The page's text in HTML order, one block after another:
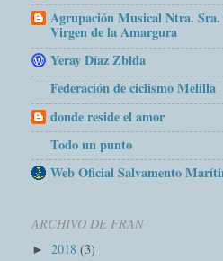
Agrupación Musical Ntra.
Virgen de la Amargura
Yeray Díaz Zbida
Federación de ciclismo Melilla
donde reside el amor
Todo un punto
Web Oficial Salvamento
ARCHIVO DE FRAN
► 2018 (3)